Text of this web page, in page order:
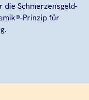
die Schmerzensgeld-
Prinzip für